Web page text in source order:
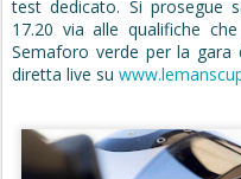
test dedicato. Si prosegue
17.20 via alle qualifiche
Semaforo verde per la gara
diretta live su